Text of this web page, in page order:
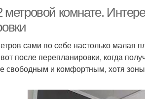
метровой комнате.
сами по себе настолько малая
после перепланировки, когда
свободным и комфортным, хотя